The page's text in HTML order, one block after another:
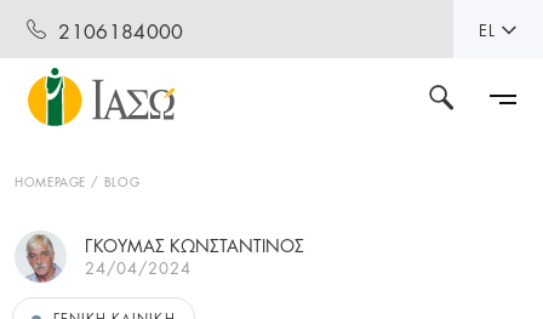
2106184000 EL
HOMEPAGE BLOG
ΓΚΟΥΜΑΣ ΚΩΝΣΤΑΝΤΙΝΟΣ
24/04/2024